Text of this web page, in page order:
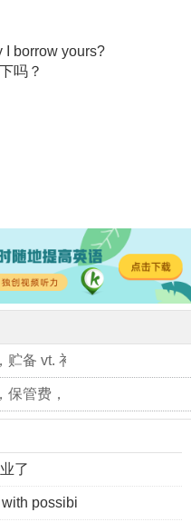
I borrow yours?
吗？
备 vt. 补给，供给，提供，
管费，仓库，[计]存储器
了
possibi